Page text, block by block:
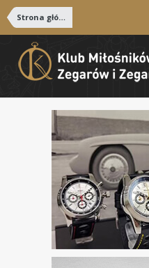
Strona główna